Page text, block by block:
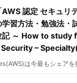
AWS 認定 セキュリ
学習方法・勉強法・
記 ～ How to study
–
は今最もシェア